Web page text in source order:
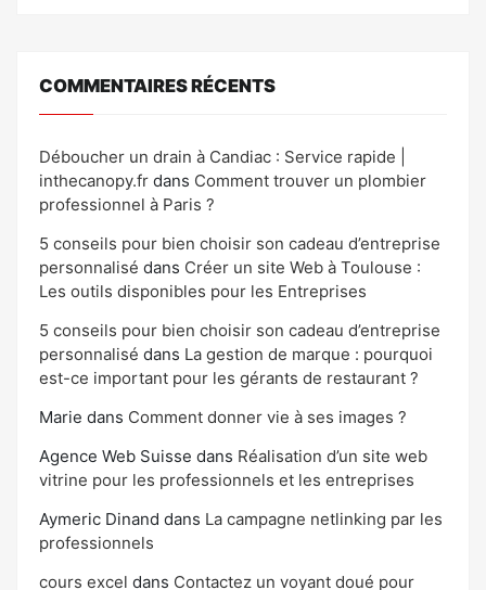
COMMENTAIRES RÉCENTS
Déboucher un drain à Candiac : Service rapide |
inthecanopy.fr dans Comment trouver un plombier
professionnel à Paris ?
5 conseils pour bien choisir son cadeau d’entreprise
personnalisé dans Créer un site Web à Toulouse :
Les outils disponibles pour les Entreprises
5 conseils pour bien choisir son cadeau d’entreprise
personnalisé dans La gestion de marque : pourquoi
est-ce important pour les gérants de restaurant ?
Marie dans Comment donner vie à ses images ?
Agence Web Suisse dans Réalisation d’un site web
vitrine pour les professionnels et les entreprises
Aymeric Dinand dans La campagne netlinking par les
professionnels
cours excel dans Contactez un voyant doué pour